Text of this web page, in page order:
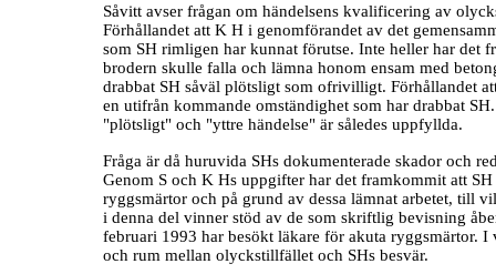
Såvitt avser frågan om händelsens kvalificering av
Förhållandet att K H i genomförandet av det
som SH rimligen har kunnat förutse. Inte heller har det
brodern skulle falla och lämna honom ensam med
drabbat SH såväl plötsligt som ofrivilligt. Förhållandet
en utifrån kommande omständighet som har drabbat
"plötsligt" och "yttre händelse" är således uppfyllda.
Fråga är då huruvida SHs dokumenterade skador och
Genom S och K Hs uppgifter har det framkommit att
ryggsmärtor och på grund av dessa lämnat arbetet, till
i denna del vinner stöd av de som skriftlig bevisning
februari 1993 har besökt läkare för akuta ryggsmärtor.
och rum mellan olyckstillfället och SHs besvär.